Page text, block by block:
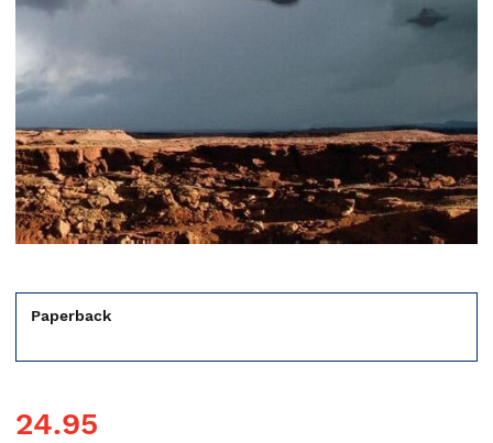
Paperback
24.95